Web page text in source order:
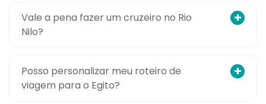
Vale a pena fazer um cruzeiro no Rio
Nilo?
Posso personalizar meu roteiro de
viagem para o Egito?